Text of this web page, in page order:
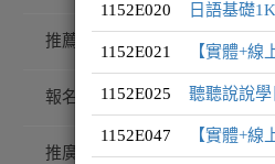
推薦課程
報名注意事項
推廣QA
1152E020 日語基礎
1152E021 【實體+
1152E025 聽聽說說
1152E047 【實體+